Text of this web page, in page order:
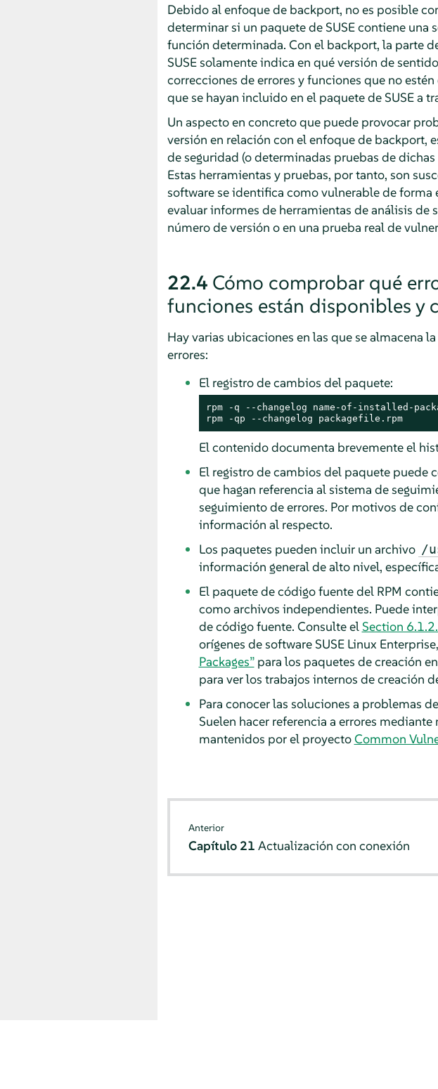
Debido al enfoque de backport, no es posible
determinar si un paquete de SUSE contiene
función determinada. Con el backport, la parte
SUSE solamente indica en qué versión de
correcciones de errores y funciones que no
que se hayan incluido en el paquete de SUSE a
Un aspecto en concreto que puede provocar
versión en relación con el enfoque de backport,
de seguridad (o determinadas pruebas de
Estas herramientas y pruebas, por tanto, son
software se identifica como vulnerable de
evaluar informes de herramientas de análisis de
número de versión o en una prueba real de
22.4 Cómo comprobar qué
funciones están disponibles y
Hay varias ubicaciones en las que se almacena
errores:
El registro de cambios del paquete:
rpm -q --changelog name-of-installed-
rpm -qp --changelog packagefile.rpm
El contenido documenta brevemente el
El registro de cambios del paquete puede
que hagan referencia al sistema de
seguimiento de errores. Por motivos de
información al respecto.
Los paquetes pueden incluir un archivo /
información general de alto nivel,
El paquete de código fuente del RPM
como archivos independientes. Puede
de código fuente. Consulte elSection
orígenes de software SUSE Linux
Packages”para los paquetes de creación
para ver los trabajos internos de creación
Para conocer las soluciones a problemas
Suelen hacer referencia a errores
mantenidos por el proyectoCommon
Anterior
Capítulo 21Actualización con conexión